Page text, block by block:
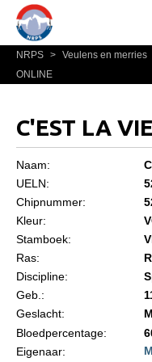
Home
Nieuws
Over NRPS
Bestuur NRPS
Informatie
Statuten en
Algemeen
Paardenpaspoort
NRPS > Veulens en merries
ONLINE
C'EST LA
Naam:
UELN:
Chipnummer:
Kleur:
Stamboek:
Ras:
Discipline:
Geb.:
Geslacht:
Bloedpercentage:
Eigenaar: